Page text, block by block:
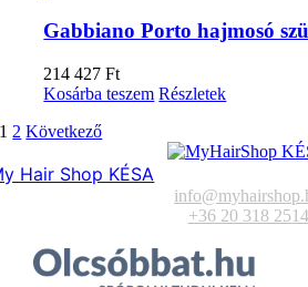
Gabbiano Porto hajmosó
214 427Ft
Kosárba teszem Részletek
1 2 Következő
Hair Shop KÉSA
+36 20 318 2514